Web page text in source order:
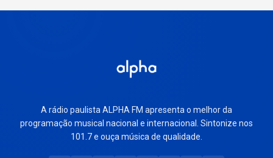
A rádio paulista ALPHA FM apresenta o melhor da
programação musical nacional e internacional. Sintonize nos
101.7 e ouça música de qualidade.